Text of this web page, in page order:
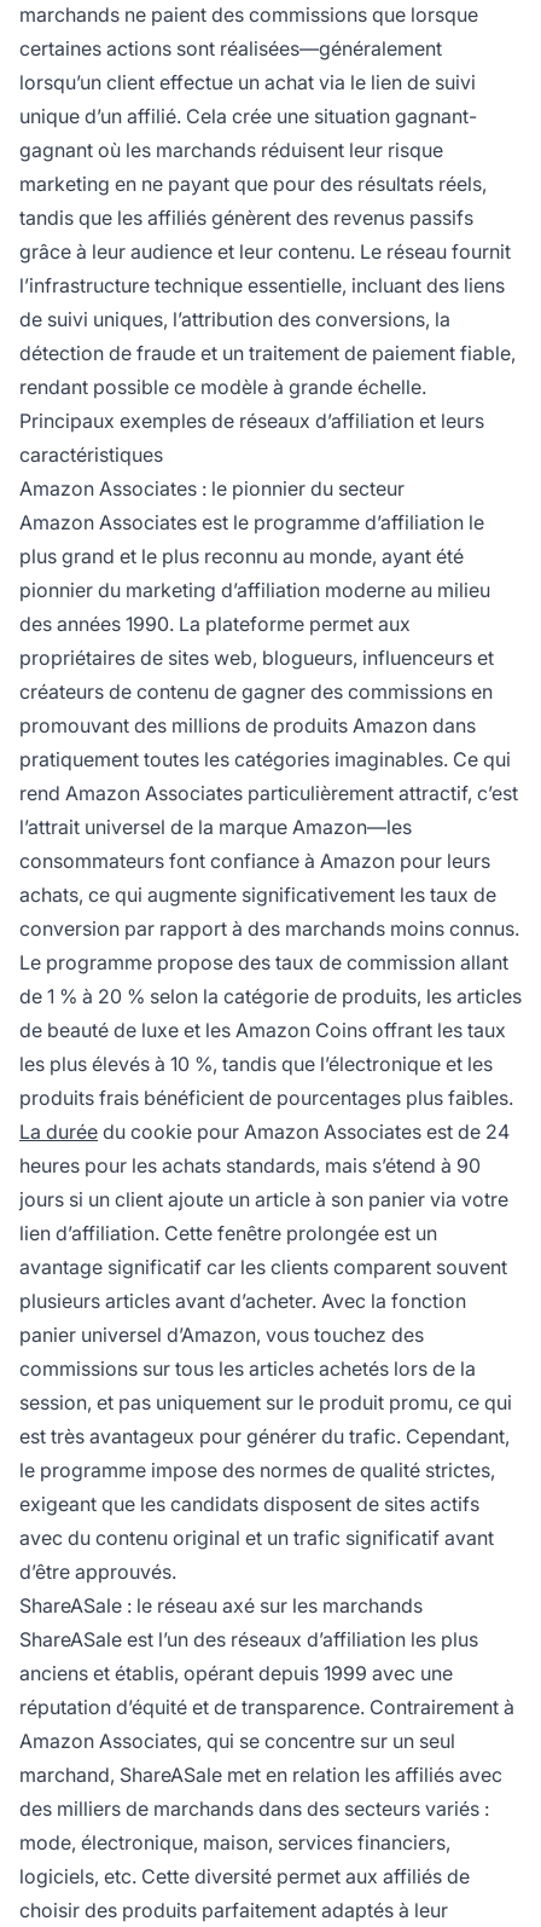
marchands ne paient des commissions que lorsque
certaines actions sont réalisées—généralement
lorsqu’un client effectue un achat via le lien de suivi
unique d’un affilié. Cela crée une situation gagnant-
gagnant où les marchands réduisent leur risque
marketing en ne payant que pour des résultats réels,
tandis que les affiliés génèrent des revenus passifs
grâce à leur audience et leur contenu. Le réseau fournit
l’infrastructure technique essentielle, incluant des liens
de suivi uniques, l’attribution des conversions, la
détection de fraude et un traitement de paiement fiable,
rendant possible ce modèle à grande échelle.
Principaux exemples de réseaux d’affiliation et leurs
caractéristiques
Amazon Associates : le pionnier du secteur
Amazon Associates est le programme d’affiliation le
plus grand et le plus reconnu au monde, ayant été
pionnier du marketing d’affiliation moderne au milieu
des années 1990. La plateforme permet aux
propriétaires de sites web, blogueurs, influenceurs et
créateurs de contenu de gagner des commissions en
promouvant des millions de produits Amazon dans
pratiquement toutes les catégories imaginables. Ce qui
rend Amazon Associates particulièrement attractif, c’est
l’attrait universel de la marque Amazon—les
consommateurs font confiance à Amazon pour leurs
achats, ce qui augmente significativement les taux de
conversion par rapport à des marchands moins connus.
Le programme propose des taux de commission allant
de 1 % à 20 % selon la catégorie de produits, les articles
de beauté de luxe et les Amazon Coins offrant les taux
les plus élevés à 10 %, tandis que l’électronique et les
produits frais bénéficient de pourcentages plus faibles.
La durée du cookie pour Amazon Associates est de 24
heures pour les achats standards, mais s’étend à 90
jours si un client ajoute un article à son panier via votre
lien d’affiliation. Cette fenêtre prolongée est un
avantage significatif car les clients comparent souvent
plusieurs articles avant d’acheter. Avec la fonction
panier universel d’Amazon, vous touchez des
commissions sur tous les articles achetés lors de la
session, et pas uniquement sur le produit promu, ce qui
est très avantageux pour générer du trafic. Cependant,
le programme impose des normes de qualité strictes,
exigeant que les candidats disposent de sites actifs
avec du contenu original et un trafic significatif avant
d’être approuvés.
ShareASale : le réseau axé sur les marchands
ShareASale est l’un des réseaux d’affiliation les plus
anciens et établis, opérant depuis 1999 avec une
réputation d’équité et de transparence. Contrairement à
Amazon Associates, qui se concentre sur un seul
marchand, ShareASale met en relation les affiliés avec
des milliers de marchands dans des secteurs variés :
mode, électronique, maison, services financiers,
logiciels, etc. Cette diversité permet aux affiliés de
choisir des produits parfaitement adaptés à leur